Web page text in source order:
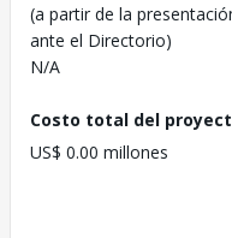
(a partir de la
ante el Directorio)
N/A
Costo total del
US$ 0.00 millones